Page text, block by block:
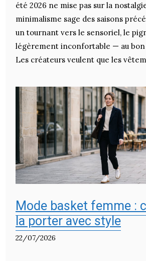
été 2026 ne mise pas sur la
minimalisme sage des saisons
un tournant vers le sensoriel, le
légèrement inconfortable — au bon
Les créateurs veulent que les
Mode basket femme :
la porter avec style
22/07/2026